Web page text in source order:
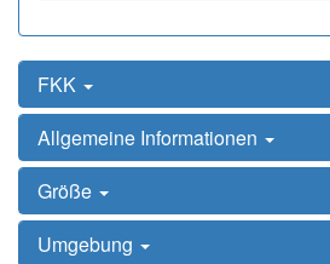
FKK
Allgemeine Informationen
Größe
Umgebung